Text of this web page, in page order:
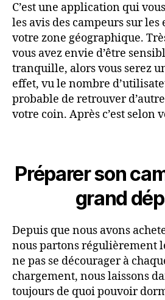
C’est une application qui
les avis des campeurs sur
votre zone géographique.
vous avez envie d’être
tranquille, alors vous serez
effet, vu le nombre
probable de retrouver
votre coin. Après c’est selon
Préparer son
grand
Depuis que nous avons
nous partons régulièrement
ne pas se décourager à
chargement, nous laissons
toujours de quoi pouvoir